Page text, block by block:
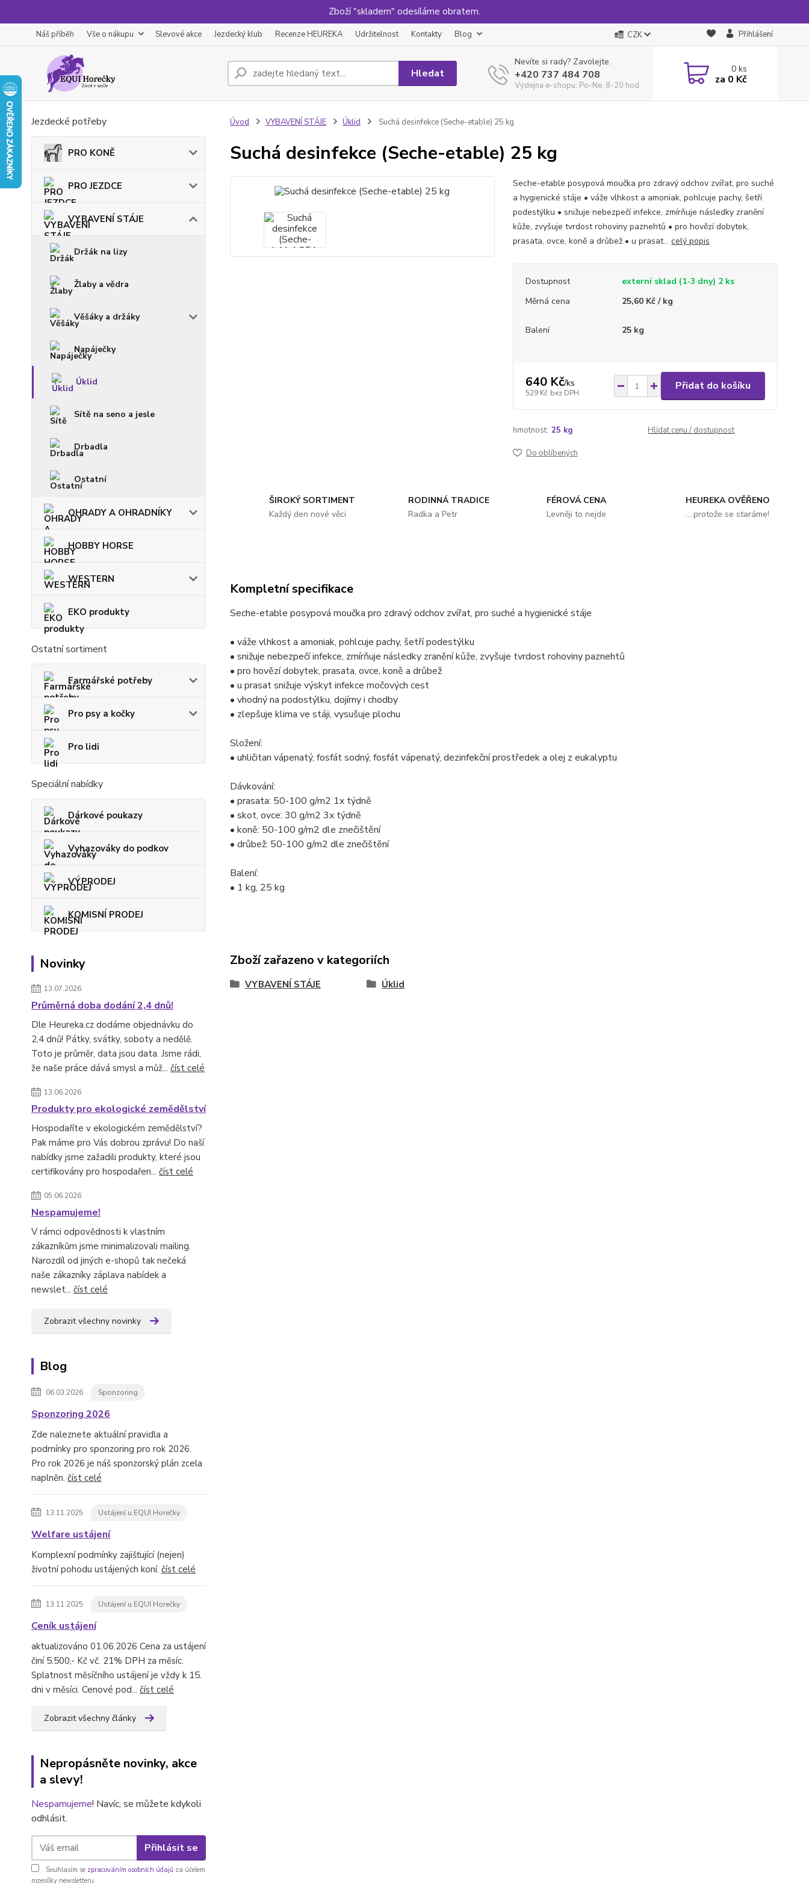
Zboží "skladem" odesíláme obratem.
Náš příběh Vše o nákupu Slevové akce Jezdecký klub Recenze HEUREKA Udržitelnost Kontakty Blog CZK Přihlášení
Hledat
Nevíte si rady? Zavolejte.
+420 737 484 708
Výdejna e-shopu: Po-Ne, 8-20 hod.
0ks
za 0 Kč
Jezdecké potřeby
PRO KONĚ
PRO JEZDCE
VYBAVENÍ STÁJE
Držák na lizy
Žlaby a vědra
Věšáky a držáky
Napáječky
Úklid
Sítě na seno a jesle
Drbadla
Ostatní
OHRADY A OHRADNÍKY
HOBBY HORSE
WESTERN
EKO produkty
Ostatní sortiment
Farmářské potřeby
Pro psy a kočky
Pro lidi
Speciální nabídky
Dárkové poukazy
Vyhazováky do podkov
VÝPRODEJ
KOMISNÍ PRODEJ
Novinky
13.07.2026
Průměrná doba dodání 2,4 dnů!
Dle Heureka.cz dodáme objednávku do
2,4 dnů! Pátky, svátky, soboty a nedělě.
Toto je průměr, data jsou data. Jsme rádi,
že naše práce dává smysl a můž... číst celé
13.06.2026
Produkty pro ekologické zemědělství
Hospodaříte v ekologickém zemědělství?
Pak máme pro Vás dobrou zprávu! Do naší
nabídky jsme zažadili produkty, které jsou
certifikovány pro hospodařen... číst celé
05.06.2026
Nespamujeme!
V rámci odpovědnosti k vlastním
zákazníkům jsme minimalizovali mailing.
Narozdíl od jiných e-shopů tak nečeká
naše zákazníky záplava nabídek a
newslet... číst celé
Zobrazit všechny novinky
Blog
06.03.2026 Sponzoring
Sponzoring 2026
Zde naleznete aktuální pravidla a
podmínky pro sponzoring pro rok 2026.
Pro rok 2026 je náš sponzorský plán zcela
naplněn. číst celé
13.11.2025 Ustájení u EQUI Horečky
Welfare ustájení
Komplexní podmínky zajišťující (nejen)
životní pohodu ustájených koní. číst celé
13.11.2025 Ustájení u EQUI Horečky
Ceník ustájení
aktualizováno 01.06.2026 Cena za ustájení
činí 5.500,- Kč vč. 21% DPH za měsíc.
Splatnost měsíčního ustájení je vždy k 15.
dni v měsíci. Cenové pod... číst celé
Zobrazit všechny články
Nepropásněte novinky, akce
a slevy!
Nespamujeme! Navíc, se můžete kdykoli
odhlásit.
Přihlásit se
Souhlasím se zpracováním osobních údajů za účelem
rozesílky newsletteru.
Úvod VYBAVENÍ STÁJE Úklid Suchá desinfekce (Seche-etable) 25 kg
Suchá desinfekce (Seche-etable) 25 kg
Seche-etable posypová moučka pro zdravý odchov zvířat, pro suché
a hygienické stáje • váže vlhkost a amoniak, pohlcuje pachy, šetří
podestýlku • snižuje nebezpečí infekce, zmírňuje následky zranění
kůže, zvyšuje tvrdost rohoviny paznehtů • pro hovězí dobytek,
prasata, ovce, koně a drůbež • u prasat... celý popis
Dostupnost
externí sklad (1-3 dny) 2 ks
Měrná cena
25,60 Kč / kg
Balení 25 kg
640 Kč/ks
529 Kč bez DPH
Přidat do košíku
hmotnost: 25 kg Hlídat cenu / dostupnost
Do oblíbených
ŠIROKÝ SORTIMENT
Každý den nové věci
RODINNÁ TRADICE
Radka a Petr
FÉROVÁ CENA
Levněji to nejde
HEUREKA OVĚŘENO
... protože se staráme!
Kompletní specifikace
Seche-etable posypová moučka pro zdravý odchov zvířat, pro suché a hygienické stáje
• váže vlhkost a amoniak, pohlcuje pachy, šetří podestýlku
• snižuje nebezpečí infekce, zmírňuje následky zranění kůže, zvyšuje tvrdost rohoviny paznehtů
• pro hovězí dobytek, prasata, ovce, koně a drůbež
• u prasat snižuje výskyt infekce močových cest
• vhodný na podostýlku, dojírny i chodby
• zlepšuje klima ve stáji, vysušuje plochu
Složení:
• uhličitan vápenatý, fosfát sodný, fosfát vápenatý, dezinfekční prostředek a olej z eukalyptu
Dávkování:
• prasata: 50-100 g/m2 1x týdně
• skot, ovce: 30 g/m2 3x týdně
• koně: 50-100 g/m2 dle znečištění
• drůbež: 50-100 g/m2 dle znečištění
Balení:
• 1 kg, 25 kg
Zboží zařazeno v kategoriích
VYBAVENÍ STÁJE Úklid